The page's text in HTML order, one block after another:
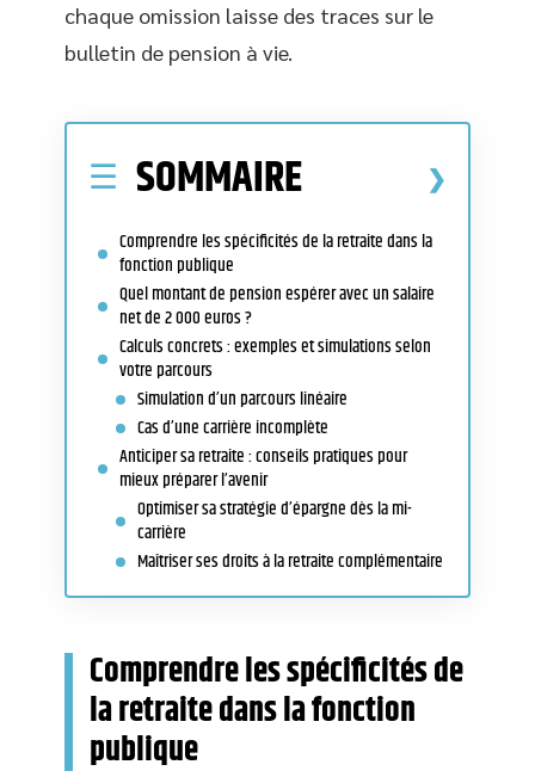
chaque omission laisse des traces sur le
bulletin de pension à vie.
SOMMAIRE
Comprendre les spécificités de la retraite dans la
fonction publique
Quel montant de pension espérer avec un salaire
net de 2 000 euros ?
Calculs concrets : exemples et simulations selon
votre parcours
Simulation d’un parcours linéaire
Cas d’une carrière incomplète
Anticiper sa retraite : conseils pratiques pour
mieux préparer l’avenir
Optimiser sa stratégie d’épargne dès la mi-
carrière
Maîtriser ses droits à la retraite complémentaire
Comprendre les spécificités de
la retraite dans la fonction
publique